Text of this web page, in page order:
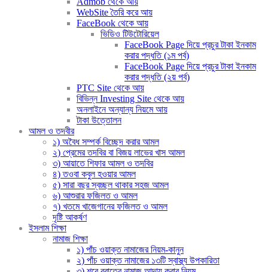
WebSite তৈরি করে আয়
FaceBook থেকে আয়
ভিডিও টিউটোরিয়েল
FaceBook Page দিয়ে প্রচুর টাকা ইনকাম
করার পদ্ধতি (১ম পর্ব)
FaceBook Page দিয়ে প্রচুর টাকা ইনকাম
করার পদ্ধতি (২য় পর্ব)
PTC Site থেকে আয়
বিভিন্ন Investing Site থেকে আয়
অনলাইনে অন্যান্য নিয়মে আয়
টাকা উত্তোলন
আমল ও তদবীর
১) অবৈধ সম্পর্ক বিচ্ছেদ করার আমল
২) প্রেমের তদবির বা বিজয় লাভের খাস আমল
৩) আয়াতে শিফার আমল ও তদবির
৪) তওবা কবুল হওয়ার আমল
৫) সারা বছর স্বচ্ছল থাকার সহজ আমল
৬) আশুরার ফজিলত ও আমল
৭) খতমে খাজেগানের ফজিলত ও আমল
দৃষ্টি আকর্ষণ
ইসলাম শিক্ষা
নামাজ শিক্ষা
১) পাঁচ ওয়াক্ত নামাজের নিয়ম-কানুন
২) পাঁচ ওয়াক্ত নামাজের ১৩টি স্বাস্থ্য উপকারিতা